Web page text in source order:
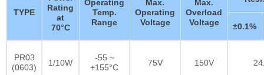
TYPE
Rating
at
70°C
Operating
Temp.
Range
Max.
Operating
Voltage
Max.
Overload
Voltage
±0.1%
PR03
(0603)
1/10W
-55 ~
+155°C
75V 150V